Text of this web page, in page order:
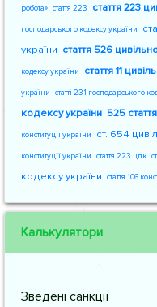
робота» стаття 223 стаття 223
господарського кодексу україни
україни стаття 526
кодексу україни стаття 11
україни статті 231 господарського
кодексу україни 525
конституції україни ст. 654
конституції україни стаття 223 цпк
кодексу україни стаття 106
Калькулятори
Зведені санкції